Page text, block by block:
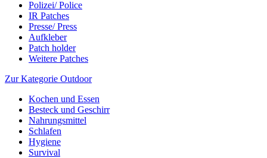
Polizei/ Police
IR Patches
Presse/ Press
Aufkleber
Patch holder
Weitere Patches
Zur Kategorie Outdoor
Kochen und Essen
Besteck und Geschirr
Nahrungsmittel
Schlafen
Hygiene
Survival